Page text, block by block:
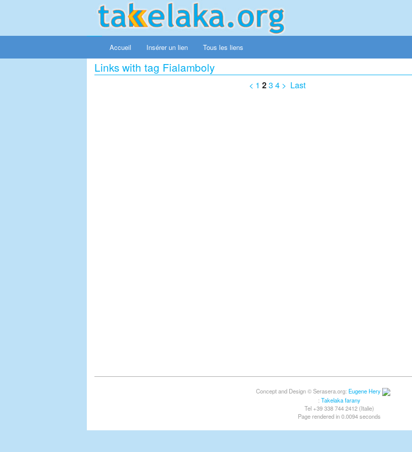
Accueil Insérer un lien Tous les liens
Links with tag Fialamboly
< 1 23 4 > Last
Concept and Design © Serasera.org: Eugene Hery
: Takelaka farany
Tel +39 338 744 2412 (Italie)
Page rendered in 0.0094 seconds